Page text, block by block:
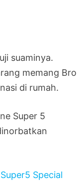
suaminya.
memang Bro
di rumah.
Super 5